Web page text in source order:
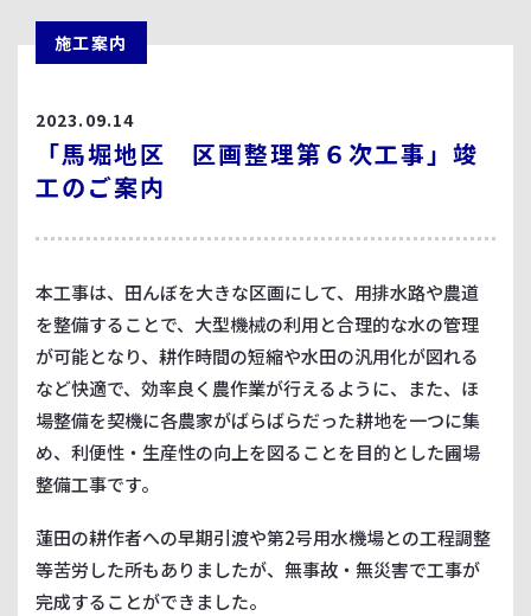
施工案内
2023.09.14
「馬堀地区 区画整理第６次工事」竣
工のご案内
本工事は、田んぼを大きな区画にして、用排水路や農道
を整備することで、大型機械の利用と合理的な水の管理
が可能となり、耕作時間の短縮や水田の汎用化が図れる
など快適で、効率良く農作業が行えるように、また、ほ
場整備を契機に各農家がばらばらだった耕地を一つに集
め、利便性・生産性の向上を図ることを目的とした圃場
整備工事です。
蓮田の耕作者への早期引渡や第2号用水機場との工程調整
等苦労した所もありましたが、無事故・無災害で工事が
完成することができました。